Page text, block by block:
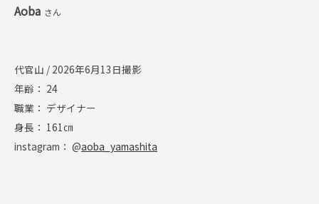
Aoba さん
代官山 / 2026年6月13日撮影
年齢： 24
職業： デザイナー
身長： 161㎝
instagram： @aoba_yamashita